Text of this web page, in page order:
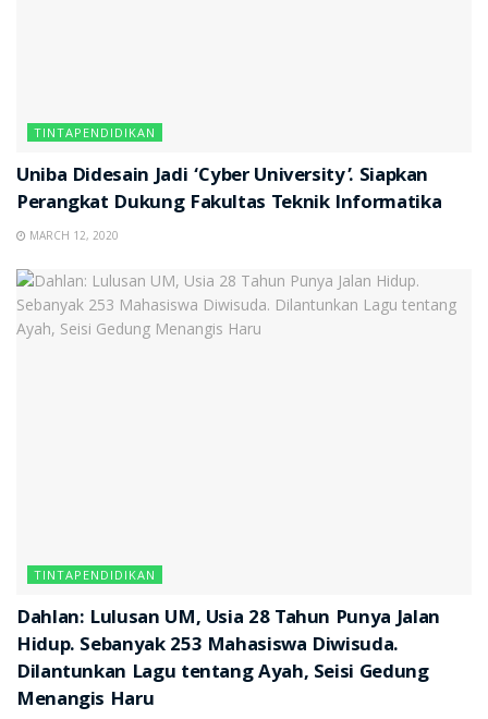
TINTAPENDIDIKAN
Uniba Didesain Jadi ‘Cyber University’. Siapkan
Perangkat Dukung Fakultas Teknik Informatika
MARCH 12, 2020
TINTAPENDIDIKAN
Dahlan: Lulusan UM, Usia 28 Tahun Punya Jalan
Hidup. Sebanyak 253 Mahasiswa Diwisuda.
Dilantunkan Lagu tentang Ayah, Seisi Gedung
Menangis Haru